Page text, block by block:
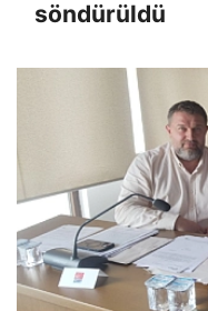
söndürüldü